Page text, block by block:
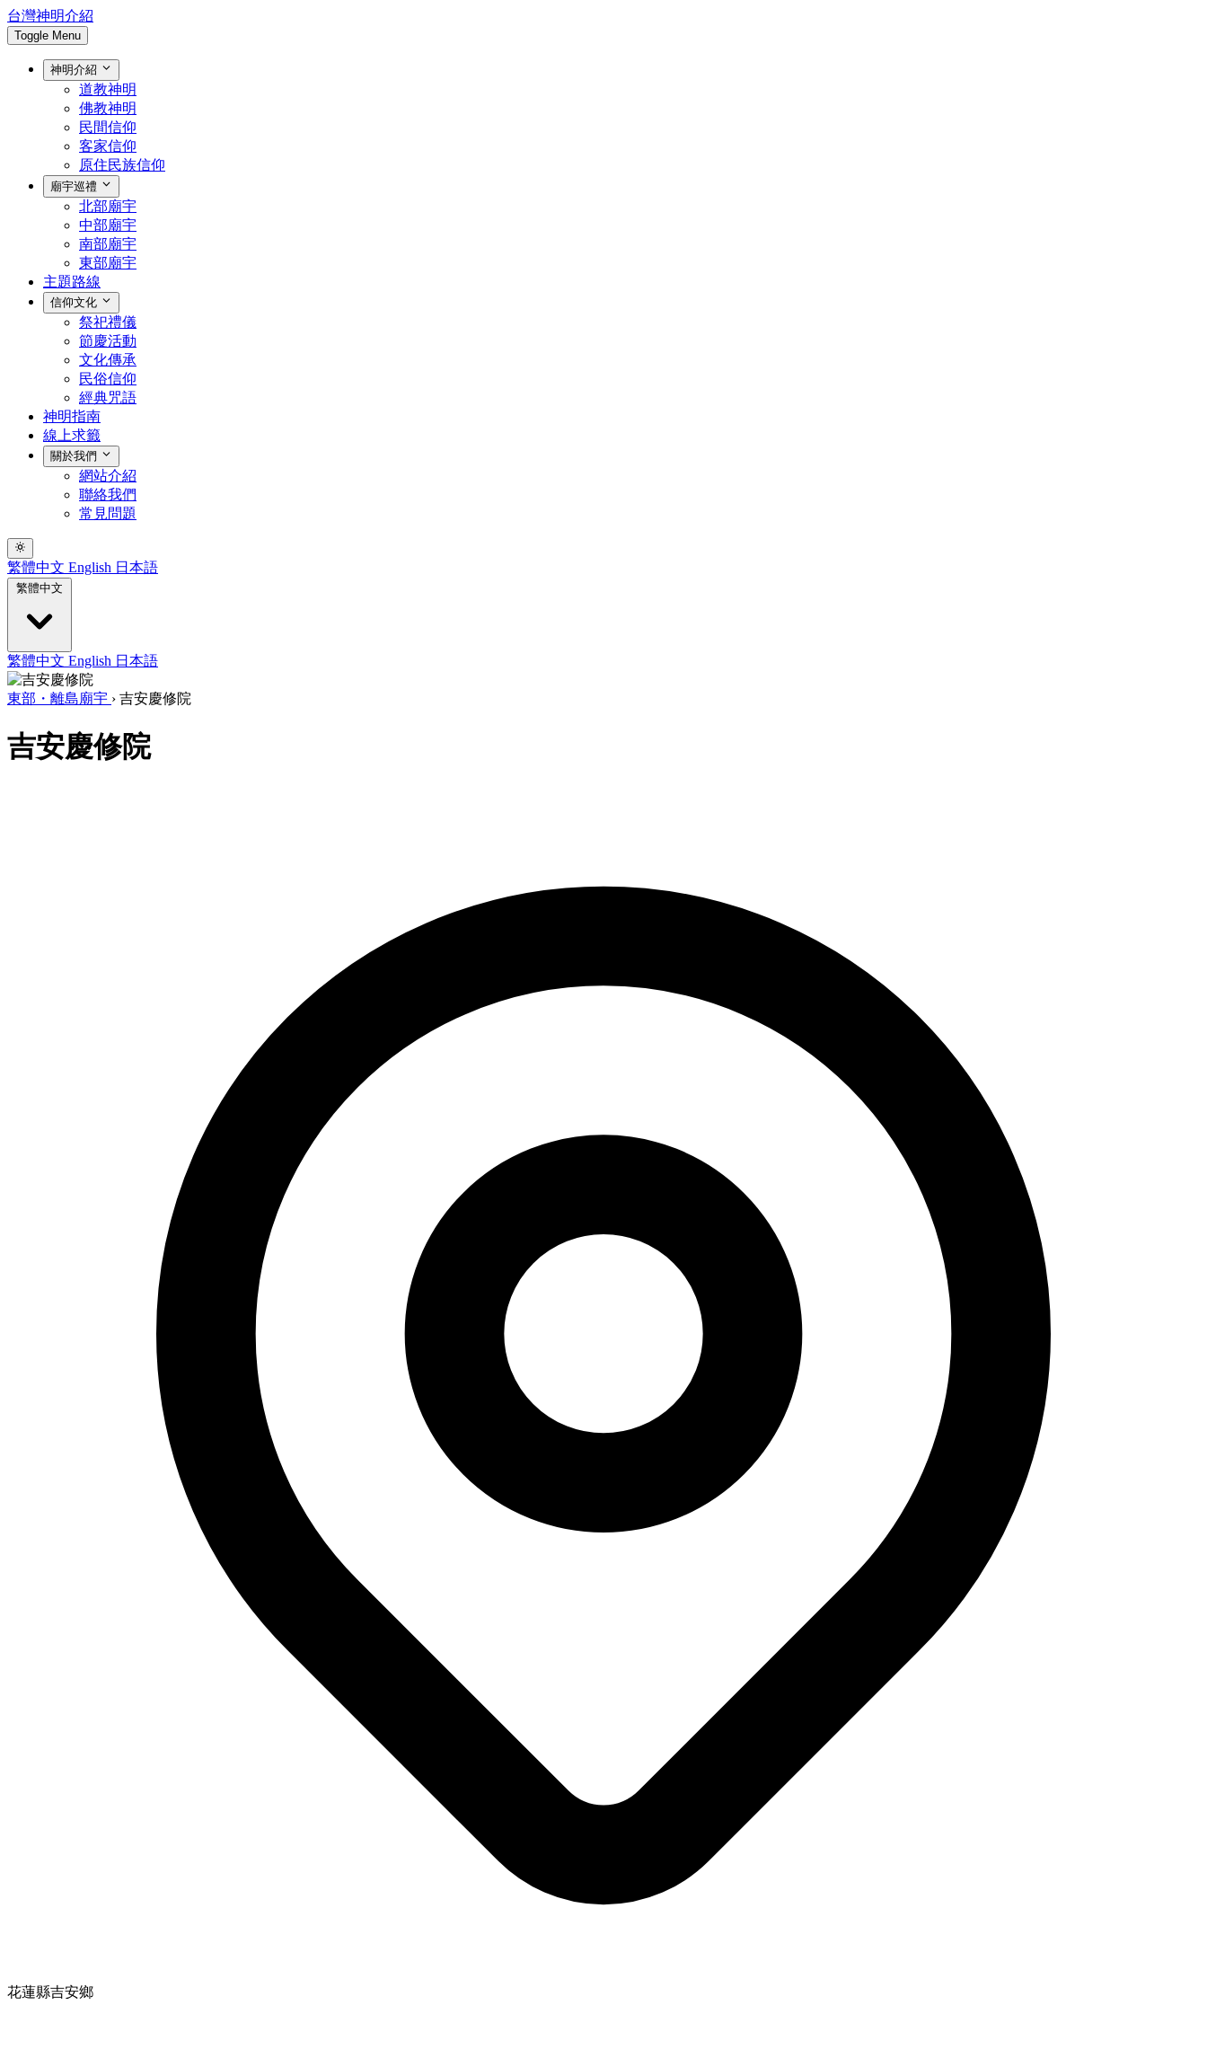
台灣神明介紹
Toggle Menu
神明介紹
道教神明
佛教神明
民間信仰
客家信仰
原住民族信仰
廟宇巡禮
北部廟宇
中部廟宇
南部廟宇
東部廟宇
主題路線
信仰文化
祭祀禮儀
節慶活動
文化傳承
民俗信仰
經典咒語
神明指南
線上求籤
關於我們
網站介紹
聯絡我們
常見問題
繁體中文 English 日本語
繁體中文
繁體中文 English 日本語
東部・離島廟宇 › 吉安慶修院
吉安慶修院
花蓮縣吉安鄉